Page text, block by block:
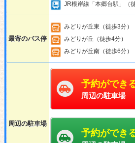
JR根岸線「本郷台駅」（
最寄のバス停
みどりが丘東（徒歩3分）
みどりが丘（徒歩4分）
みどりが丘南（徒歩6分）
周辺の駐車場
予約ができ
周辺の駐車場
予約ができ